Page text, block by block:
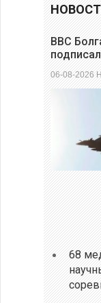
ВВС
06-08-2026
68